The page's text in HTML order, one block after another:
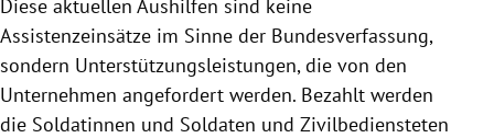
Diese aktuellen Aushilfen sind keine
Assistenzeinsätze im Sinne der Bundesverfassung,
sondern Unterstützungsleistungen, die von den
Unternehmen angefordert werden. Bezahlt werden
die Soldatinnen und Soldaten und Zivilbediensteten